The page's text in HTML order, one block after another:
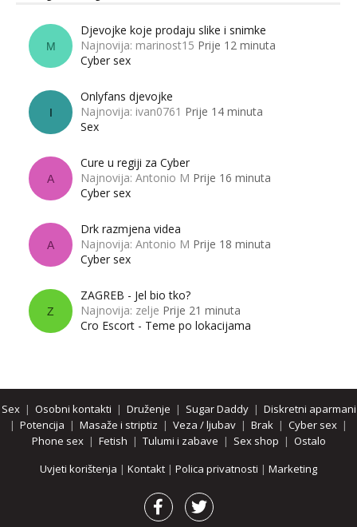
M
Djevojke koje prodaju slike i snimke
Najnovija: marinost15 Prije 12 minuta
Cyber sex
I
Onlyfans djevojke
Najnovija: ivan0761 Prije 14 minuta
Sex
A
Cure u regiji za Cyber
Najnovija: Antonio M Prije 16 minuta
Cyber sex
A
Drk razmjena videa
Najnovija: Antonio M Prije 18 minuta
Cyber sex
Z
ZAGREB - Jel bio tko?
Najnovija: zelje Prije 21 minuta
Cro Escort - Teme po lokacijama
Sex| Osobni kontakti | Druženje | Sugar Daddy| Diskretni aparmani
| Potencija | Masaže i striptiz | Veza / ljubav | Brak | Cyber sex |
Phone sex| Fetish | Tulumi i zabave | Sex shop | Ostalo
Uvjeti korištenja | Kontakt | Polica privatnosti | Marketing